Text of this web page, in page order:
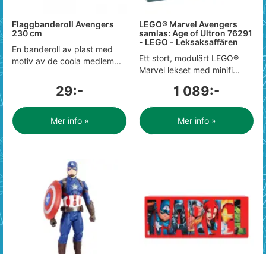
Flaggbanderoll Avengers
230 cm
En banderoll av plast med
motiv av de coola medlem...
29:-
Mer info »
LEGO® Marvel Avengers
samlas: Age of Ultron 76291
- LEGO - Leksaksaffären
Ett stort, modulärt LEGO®
Marvel lekset med minifi...
1 089:-
Mer info »